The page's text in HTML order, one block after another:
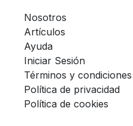
Nosotros
Artículos
Ayuda
Iniciar Sesión
Términos y condiciones
Política de privacidad
Política de cookies